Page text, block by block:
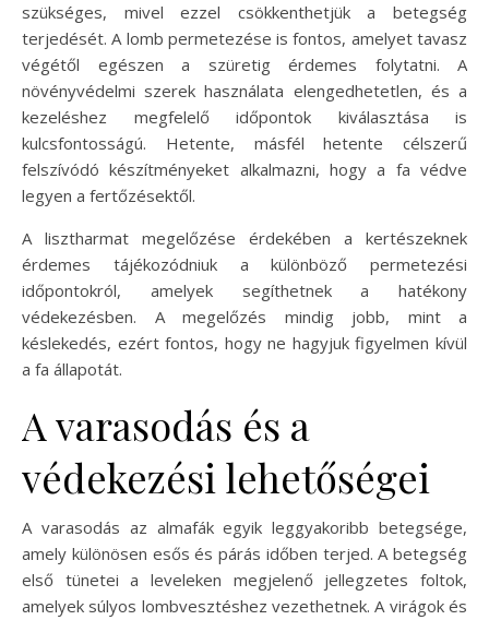
szükséges, mivel ezzel csökkenthetjük a betegség
terjedését. A lomb permetezése is fontos, amelyet tavasz
végétől egészen a szüretig érdemes folytatni. A
növényvédelmi szerek használata elengedhetetlen, és a
kezeléshez megfelelő időpontok kiválasztása is
kulcsfontosságú. Hetente, másfél hetente célszerű
felszívódó készítményeket alkalmazni, hogy a fa védve
legyen a fertőzésektől.
A lisztharmat megelőzése érdekében a kertészeknek
érdemes tájékozódniuk a különböző permetezési
időpontokról, amelyek segíthetnek a hatékony
védekezésben. A megelőzés mindig jobb, mint a
késlekedés, ezért fontos, hogy ne hagyjuk figyelmen kívül
a fa állapotát.
A varasodás és a
védekezési lehetőségei
A varasodás az almafák egyik leggyakoribb betegsége,
amely különösen esős és párás időben terjed. A betegség
első tünetei a leveleken megjelenő jellegzetes foltok,
amelyek súlyos lombvesztéshez vezethetnek. A virágok és